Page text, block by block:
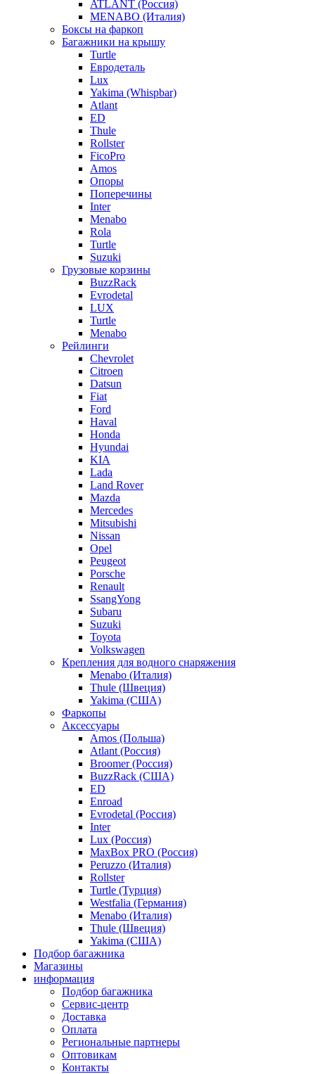
ATLANT (Россия)
MENABO (Италия)
Боксы на фаркоп
Багажники на крышу
Turtle
Евродеталь
Lux
Yakima (Whispbar)
Atlant
ED
Thule
Rollster
FicoPro
Amos
Опоры
Поперечины
Inter
Menabo
Rola
Turtle
Suzuki
Грузовые корзины
BuzzRack
Evrodetal
LUX
Turtle
Menabo
Рейлинги
Chevrolet
Citroen
Datsun
Fiat
Ford
Haval
Honda
Hyundai
KIA
Lada
Land Rover
Mazda
Mercedes
Mitsubishi
Nissan
Opel
Peugeot
Porsche
Renault
SsangYong
Subaru
Suzuki
Toyota
Volkswagen
Крепления для водного снаряжения
Menabo (Италия)
Thule (Швеция)
Yakima (США)
Фаркопы
Аксессуары
Amos (Польша)
Atlant (Россия)
Broomer (Россия)
BuzzRack (США)
ED
Enroad
Evrodetal (Россия)
Inter
Lux (Россия)
MaxBox PRO (Россия)
Peruzzo (Италия)
Rollster
Turtle (Турция)
Westfalia (Германия)
Menabo (Италия)
Thule (Швеция)
Yakima (США)
Подбор багажника
Магазины
информация
Подбор багажника
Сервис-центр
Доставка
Оплата
Региональные партнеры
Оптовикам
Контакты